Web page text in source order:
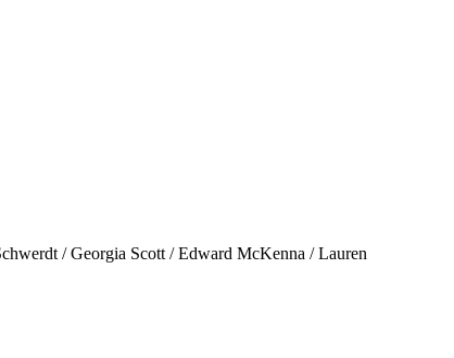
/ Georgia Scott / Edward McKenna / Lauren